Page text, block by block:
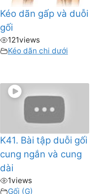
Kéo dãn gấp và duỗi
gối
121views
Kéo dãn chi dưới
K41. Bài tập duỗi gối
cung ngắn và cung
dài
1views
Gối (G)